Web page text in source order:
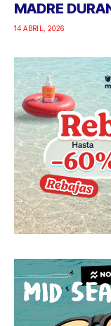
MADRE
14 ABRIL, 2026